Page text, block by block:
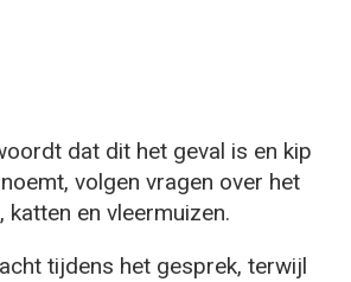
dat dit het geval is en kip
volgen vragen over het
katten en vleermuizen.
tijdens het gesprek, terwijl